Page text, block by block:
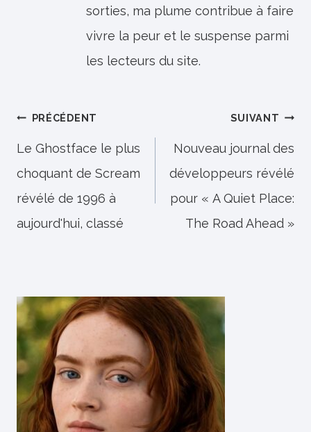
sorties, ma plume contribue à faire
vivre la peur et le suspense parmi
les lecteurs du site.
Navigation
de
l’article
PRÉCÉDENT
Le Ghostface le plus
choquant de Scream
révélé de 1996 à
aujourd'hui, classé
SUIVANT
Nouveau journal des
développeurs révélé
pour « A Quiet Place:
The Road Ahead »